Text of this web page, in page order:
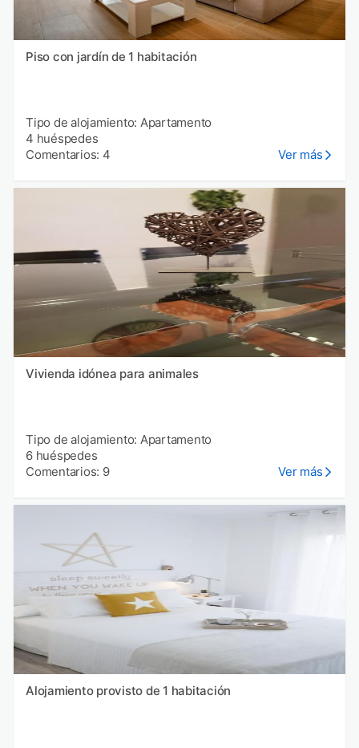
Piso con jardín de 1 habitación
Tipo de alojamiento: Apartamento
4 huéspedes
Comentarios: 4
Ver más
Vivienda idónea para animales
Tipo de alojamiento: Apartamento
6 huéspedes
Comentarios: 9
Ver más
Alojamiento provisto de 1 habitación